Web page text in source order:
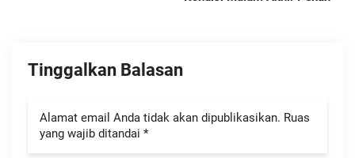
Tinggalkan Balasan
Alamat email Anda tidak akan dipublikasikan. Ruas
yang wajib ditandai *